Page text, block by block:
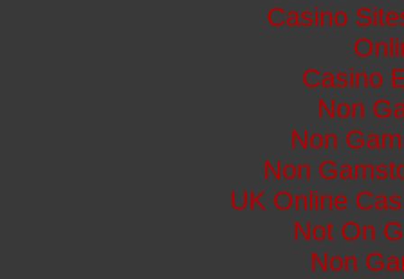
Casino
Casino
Non
Non
Non
UK Online
Not On
Non